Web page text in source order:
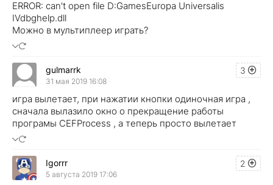
ERROR: can't open file D:GamesEuropa Universalis
IVdbghelp.dll
Можно в мультиплеер играть?
3
gulmarrk
31 мая 2019 16:08
игра вылетает, при нажатии кнопки одиночная игра ,
сначала вылазило окно о прекращение работы
програмы CEFProcess , а теперь просто вылетает
2
Igorrr
5 августа 2019 17:06